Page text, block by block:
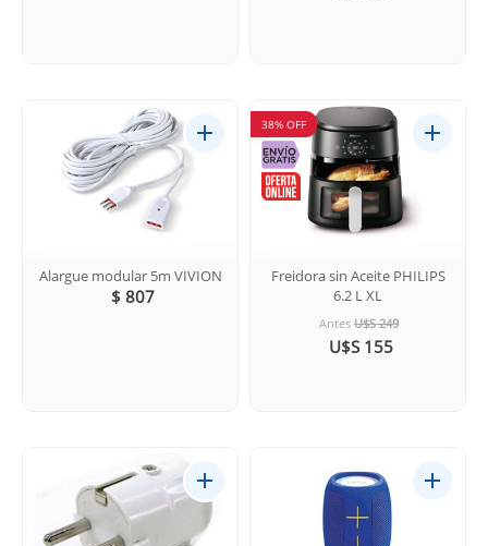
Alargue modular 5m VIVION
$ 807
38% OFF
Freidora sin Aceite PHILIPS
6.2 L XL
Antes U$S 249
U$S 155